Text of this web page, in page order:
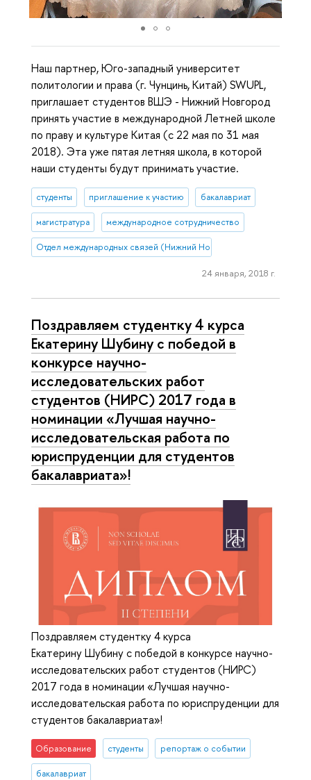
Наш партнер, Юго-западный университет
политологии и права (г. Чунцинь, Китай) SWUPL,
приглашает студентов ВШЭ - Нижний Новгород
принять участие в международной Летней школе
по праву и культуре Китая (с 22 мая по 31 мая
2018). Эта уже пятая летняя школа, в которой
наши студенты будут принимать участие.
студенты приглашение к участию бакалавриат
магистратура международное сотрудничество
Отдел международных связей (Нижний Новгород)
24 января, 2018 г.
Поздравляем студентку 4 курса
Екатерину Шубину с победой в
конкурсе научно-
исследовательских работ
студентов (НИРС) 2017 года в
номинации «Лучшая научно-
исследовательская работа по
юриспруденции для студентов
бакалавриата»!
Поздравляем студентку 4 курса
Екатерину Шубину с победой в конкурсе научно-
исследовательских работ студентов (НИРС)
2017 года в номинации «Лучшая научно-
исследовательская работа по юриспруденции для
студентов бакалавриата»!
Образование студенты репортаж о событии
бакалавриат